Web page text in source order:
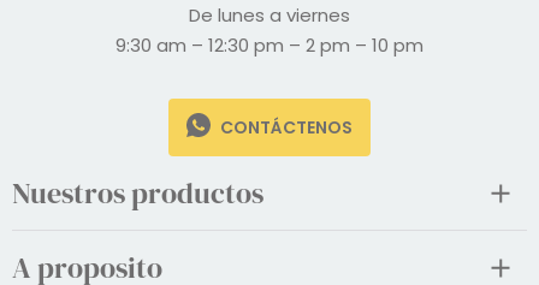
De lunes a viernes
9:30 am – 12:30 pm – 2 pm – 10 pm
CONTÁCTENOS
Nuestros productos
A proposito